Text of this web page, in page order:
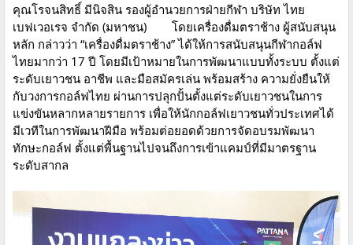
คุณโรจนสิทธิ์ มีนิจสิน รองผู้อำนวยการฝ่ายกีฬา บริษัท ไทย
เบฟเวอเรจ จำกัด (มหาชน) โดยเครื่องดื่มตราช้าง ผู้สนับสนุน
หลัก กล่าวว่า “เครื่องดื่มตราช้าง” ได้ให้การสนับสนุนกีฬากอล์ฟ
ไทยมากว่า 17 ปี โดยมีเป้าหมายในการพัฒนาแบบทั้งระบบ ตั้งแต่
ระดับเยาวชน อาชีพ และมือสมัครเล่น พร้อมสร้าง ความยั่งยืนให้
กับวงการกอล์ฟไทย ผ่านการปลุกปั้นตั้งแต่ระดับเยาวชนในการ
แข่งขันหลากหลายรายการ เพื่อให้นักกอล์ฟเยาวชนทั่วประเทศได้
มีเวทีในการพัฒนาฝีมือ พร้อมต่อยอดด้วยการจัดอบรมพัฒนา
ทักษะกอล์ฟ ตั้งแต่พื้นฐานไปจนถึงการเข้าแคมป์ที่มีมาตรฐาน
ระดับสากล